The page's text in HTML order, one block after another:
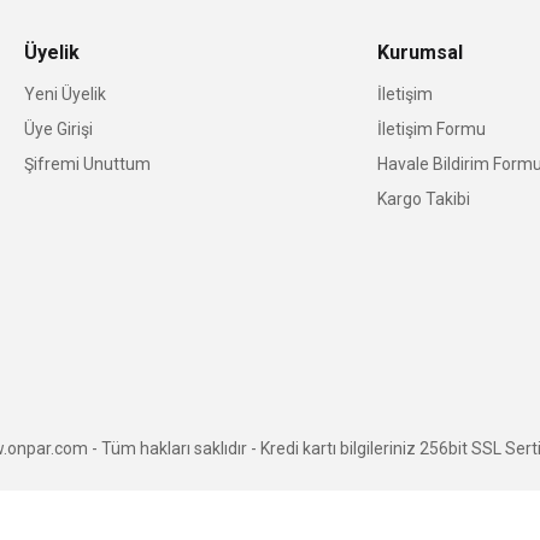
Üyelik
Yeni Üyelik
Üye Girişi
Şifremi Unuttum
Kurumsal
İletişim
İletişim Formu
Havale Bildirim
Kargo Takibi
- Tüm hakları saklıdır - Kredi kartı bilgileriniz 256bit SSL